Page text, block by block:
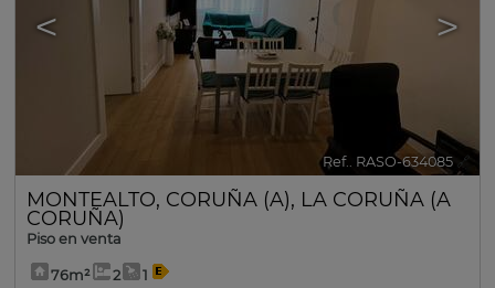
< >
Ref.. RASO-634085 🔗
MONTEALTO, CORUÑA (A), LA CORUÑA (A
CORUÑA)
Piso en venta
76m² 2 1